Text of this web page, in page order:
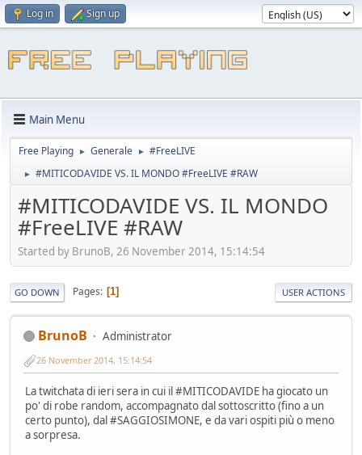
Log in Sign up
Main Menu
Free Playing ► Generale ► #FreeLIVE
► #MITICODAVIDE VS. IL MONDO #FreeLIVE #RAW
#MITICODAVIDE VS. IL MONDO
#FreeLIVE #RAW
Started by BrunoB, 26 November 2014, 15:14:54
GO DOWN Pages 1 USER ACTIONS
BrunoB Administrator
26 November 2014, 15:14:54
La twitchata di ieri sera in cui il #MITICODAVIDE ha giocato un
po' di robe random, accompagnato dal sottoscritto (fino a un
certo punto), dal #SAGGIOSIMONE, e da vari ospiti più o meno
a sorpresa.